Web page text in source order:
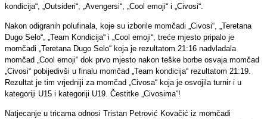
kondicija“, „Outsideri“, „Avengersi“, „Cool emoji“ i „Civosi“.
Nakon odigranih polufinala, koje su izborile momčadi „Civosi“, „Teretana
Dugo Selo“, „Team Kondicija“ i „Cool emoji“, treće mjesto pripalo je
momčadi „Teretana Dugo Selo“ koja je rezultatom 21:16 nadvladala
momčad „Cool emoji“ dok prvo mjesto nakon teške borbe osvaja momčad
„Civosi“ pobijedivši u finalu momčad „Team kondicija“ rezultatom 21:19.
Rezultat je tim vrjedniji za momčad „Civosa“ koja je osvojila turnir i u
kategoriji U15 i kategoriji U19. Čestitke „Civosima“!
Natjecanje u tricama odnosi Tristan Petrović Kovačić iz momčadi